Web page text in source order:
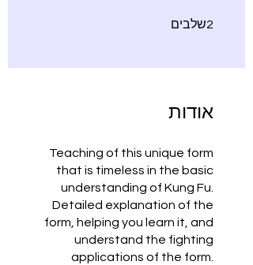
2שלבים
אודות
Teaching of this unique form
that is timeless in the basic
understanding of Kung Fu.
Detailed explanation of the
form, helping you learn it, and
understand the fighting
applications of the form.